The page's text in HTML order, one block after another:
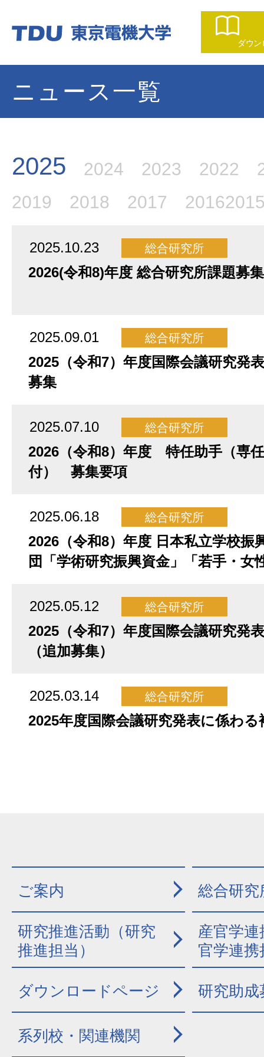
ダウン
ニュース一覧
2025 2024 2023 2022
2019
2018 2017 2016
2025.10.23 総合研究所
2026(令和8)年度 総合研究所課題募
2025.09.01 総合研究所
2025（令和7）年度国際会議研究発
募集
2025.07.10 総合研究所
2026（令和8）年度 特任助手（専
付） 募集要項
2025.06.18 総合研究所
2026（令和8）年度 日本私立学校振
団「学術研究振興資金」「若手・女
2025.05.12 総合研究所
2025（令和7）年度国際会議研究発
（追加募集）
2025.03.14 総合研究所
2025年度国際会議研究発表に係わる
ご案内 総合研究
研究推進活動（研究
推進担当）
産官学
官学連携
ダウンロードページ 研究助成
系列校・関連機関